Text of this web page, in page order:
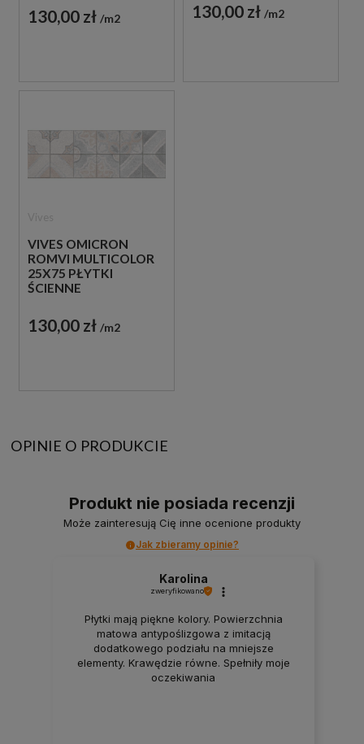
130,00 zł m2 130,00 zł m2
VIVES OMICRON
ROMVI MULTICOLOR
25X75 PŁYTKI
ŚCIENNE
130,00 zł m2
OPINIE O PRODUKCIE
Produkt nie posiada recenzji
Może zainteresują Cię inne ocenione produkty
Jak zbieramy opinie?
Karolina
zweryfikowano
Płytki mają piękne kolory. Powierzchnia
matowa antypoślizgowa z imitacją
dodatkowego podziału na mniejsze
elementy. Krawędzie równe. Spełniły moje
oczekiwania